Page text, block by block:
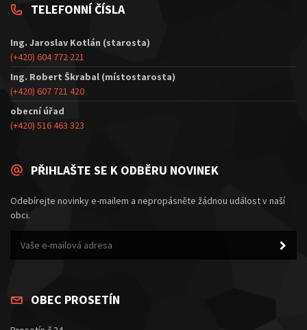
TELEFONNÍ ČÍSLA
Ing. Jaroslav Kotlán (starosta)
(+420) 604 772 221
Ing. Robert Škrabal (místostarosta)
(+420) 607 721 420
obecní úřad
(+420) 516 463 323
PŘIHLAŠTE SE K ODBĚRU NOVINEK
Odebírejte novinky e-mailem a nepropásněte žádnou událost v naší
obci.
OBEC PROSETÍN